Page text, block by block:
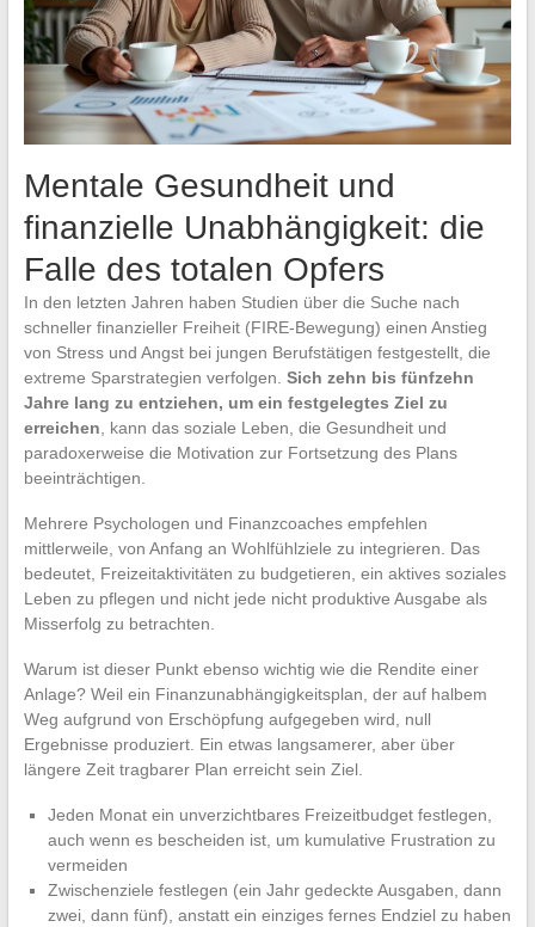
Mentale Gesundheit und
finanzielle Unabhängigkeit: die
Falle des totalen Opfers
In den letzten Jahren haben Studien über die Suche nach
schneller finanzieller Freiheit (FIRE-Bewegung) einen Anstieg
von Stress und Angst bei jungen Berufstätigen festgestellt, die
extreme Sparstrategien verfolgen. Sich zehn bis fünfzehn
Jahre lang zu entziehen, um ein festgelegtes Ziel zu
erreichen, kann das soziale Leben, die Gesundheit und
paradoxerweise die Motivation zur Fortsetzung des Plans
beeinträchtigen.
Mehrere Psychologen und Finanzcoaches empfehlen
mittlerweile, von Anfang an Wohlfühlziele zu integrieren. Das
bedeutet, Freizeitaktivitäten zu budgetieren, ein aktives soziales
Leben zu pflegen und nicht jede nicht produktive Ausgabe als
Misserfolg zu betrachten.
Warum ist dieser Punkt ebenso wichtig wie die Rendite einer
Anlage? Weil ein Finanzunabhängigkeitsplan, der auf halbem
Weg aufgrund von Erschöpfung aufgegeben wird, null
Ergebnisse produziert. Ein etwas langsamerer, aber über
längere Zeit tragbarer Plan erreicht sein Ziel.
Jeden Monat ein unverzichtbares Freizeitbudget festlegen,
auch wenn es bescheiden ist, um kumulative Frustration zu
vermeiden
Zwischenziele festlegen (ein Jahr gedeckte Ausgaben, dann
zwei, dann fünf), anstatt ein einziges fernes Endziel zu haben